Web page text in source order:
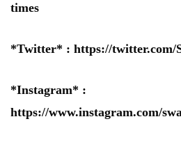
times
*Twitter* : https://twitter.com/
*Instagram* :
https://www.instagram.com/